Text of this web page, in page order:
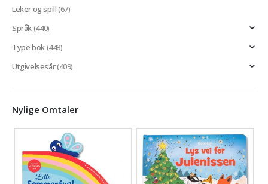
Leker og spill(67)
Språk(440)
Type bok(448)
Utgivelsesår(409)
Nylige Omtaler